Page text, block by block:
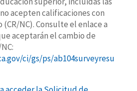
acepten calificaciones con
NC). Consulte el enlace a
aceptarán el cambio de
ci/gs/ps/ab104surveyresu